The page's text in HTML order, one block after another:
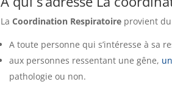
LaCoordination Respiratoire provient
A toute personne qui s’intéresse à sa
aux personnes ressentant une gêne,
pathologie ou non.